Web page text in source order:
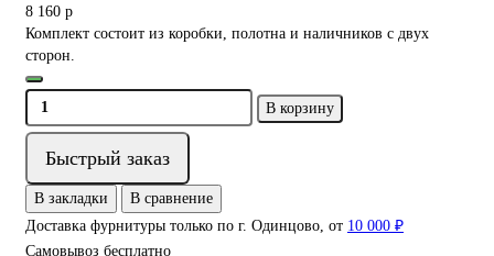
8 160 р
Комплект состоит из коробки, полотна и наличников с двух
сторон.
В корзину
Быстрый заказ
В закладки
В сравнение
Доставка фурнитуры только по г. Одинцово, от 10 000 ₽
Самовывоз бесплатно